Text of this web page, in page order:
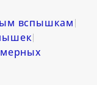
вспышкам